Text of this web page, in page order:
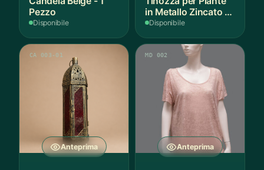
Pezzo
Disponibile
in Metallo Zincato -
1 Pezzo
Disponibile
Anteprima
CA 003-01
Anteprima
MD 002